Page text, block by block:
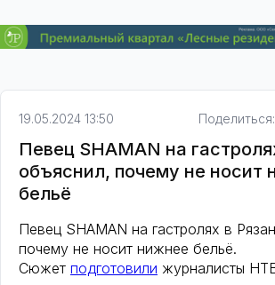
19.05.2024 13:50 Поделиться:
Певец SHAMAN на
объяснил, почему не носит
бельё
Певец SHAMAN на гастролях в
почему не носит нижнее бельё.
Сюжет подготовили журналисты